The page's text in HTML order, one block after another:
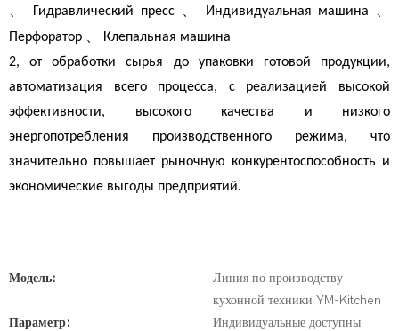
Гидравлический пресс Индивидуальная машина
Перфоратор
Клепальная машина
2, от обработки сырья до упаковки готовой продукции,
автоматизация всего процесса, с реализацией высокой
эффективности, высокого качества и низкого
энергопотребления производственного режима, что
значительно повышает рыночную конкурентоспособность и
экономические выгоды предприятий.
Модель:
Линия по производству
кухонной техники YM-Kitchen
Параметр:
Индивидуальные доступны